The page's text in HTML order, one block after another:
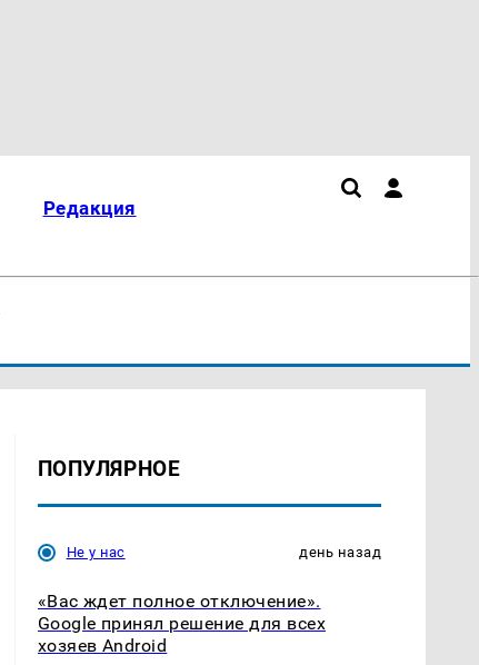
Редакция
ПОПУЛЯРНОЕ
Не у нас день назад
«Вас ждет полное отключение».
Google принял решение для всех
хозяев Android